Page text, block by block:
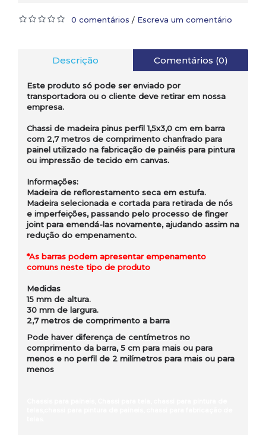
0 comentários / Escreva um comentário
Descrição Comentários (0)
Este produto só pode ser enviado por
transportadora ou o cliente deve retirar em nossa
empresa.
Chassi de madeira pinus perfil 1,5x3,0 cm em barra
com 2,7 metros de comprimento chanfrado para
painel utilizado na fabricação de painéis para pintura
ou impressão de tecido em canvas.
Informações:
Madeira de reflorestamento seca em estufa.
Madeira selecionada e cortada para retirada de nós
e imperfeições, passando pelo processo de finger
joint para emendá-las novamente, ajudando assim na
redução do empenamento.
*As barras podem apresentar empenamento
comuns neste tipo de produto
Medidas
15 mm de altura.
30 mm de largura.
2,7 metros de comprimento a barra
Pode haver diferença de centímetros no
comprimento da barra, 5 cm para mais ou para
menos e no perfil de 2 milímetros para mais ou para
menos